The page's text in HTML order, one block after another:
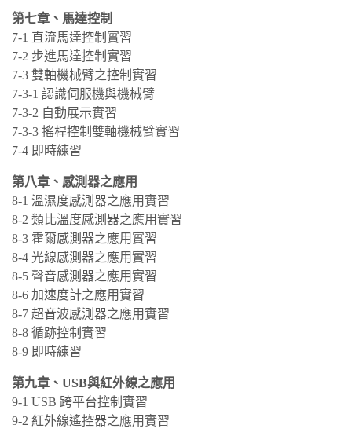
第七章、馬達控制
7-1 直流馬達控制實習
7-2 步進馬達控制實習
7-3 雙軸機械臂之控制實習
7-3-1 認識伺服機與機械臂
7-3-2 自動展示實習
7-3-3 搖桿控制雙軸機械臂實習
7-4 即時練習
第八章、感測器之應用
8-1 溫濕度感測器之應用實習
8-2 類比溫度感測器之應用實習
8-3 霍爾感測器之應用實習
8-4 光線感測器之應用實習
8-5 聲音感測器之應用實習
8-6 加速度計之應用實習
8-7 超音波感測器之應用實習
8-8 循跡控制實習
8-9 即時練習
第九章、USB與紅外線之應用
9-1 USB 跨平台控制實習
9-2 紅外線遙控器之應用實習